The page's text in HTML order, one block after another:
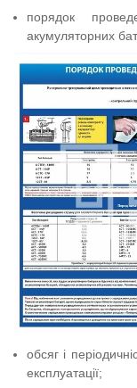
порядок
акумуляторних
обсяг і
експлуатації;